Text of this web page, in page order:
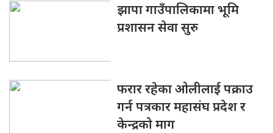
झापा गाउँपालिकामा भूमि
प्रशासन सेवा सुरु
फरार रहेका ओलीलाई पक्राउ
गर्न पत्रकार महासंघ प्रदेश र
केन्द्रको माग